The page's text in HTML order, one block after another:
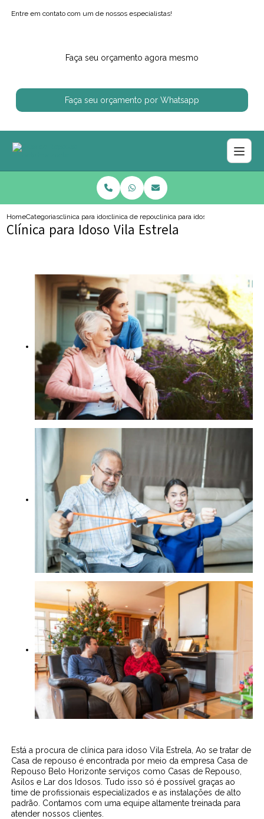
Entre em contato com um de nossos especialistas!
Faça seu orçamento agora mesmo
Faça seu orçamento por Whatsapp
HomeCategoriasclinica para idososclinica de repouso para idoso com alzheimer
clinica para idoso vila estrela
Clínica para Idoso Vila Estrela
Está a procura de clínica para idoso Vila Estrela, Ao se tratar de
Casa de repouso é encontrada por meio da empresa Casa de
Repouso Belo Horizonte serviços como Casas de Repouso,
Asilos e Lar dos Idosos. Tudo isso só é possível graças ao
time de profissionais especializados e as instalações de alto
padrão. Contamos com uma equipe altamente treinada para
atender nossos clientes.